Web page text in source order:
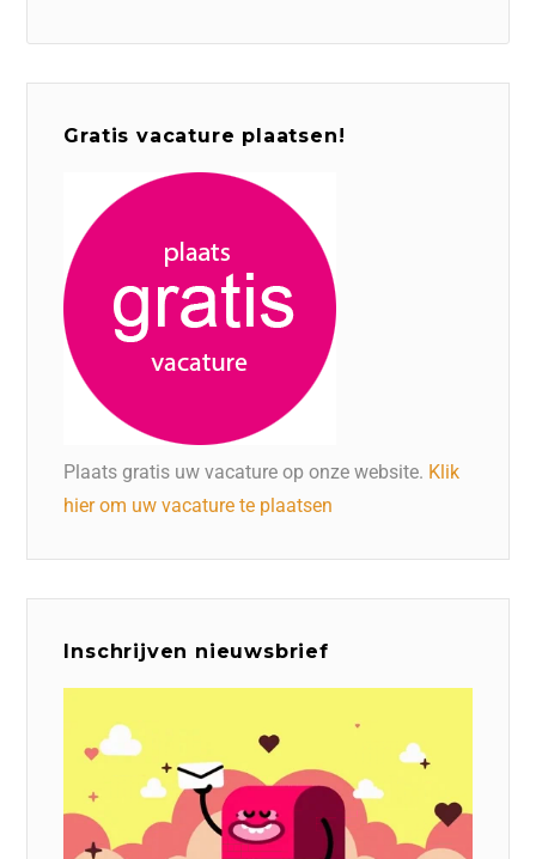
Gratis vacature plaatsen!
Plaats gratis uw vacature op onze website. Klik
hier om uw vacature te plaatsen
Inschrijven nieuwsbrief